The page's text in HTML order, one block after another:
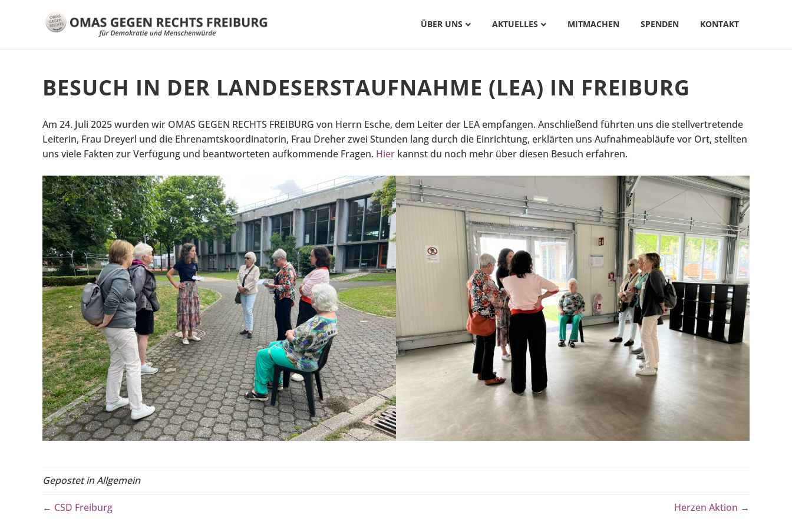
ÜBER UNS AKTUELLES MITMACHEN SPENDEN KONTAKT
BESUCH IN DER LANDESERSTAUFNAHME (LEA) IN FREIBURG
Am 24. Juli 2025 wurden wir OMAS GEGEN RECHTS FREIBURG von Herrn Esche, dem Leiter der LEA empfangen. Anschließend führten uns die stellvertretende
Leiterin, Frau Dreyerl und die Ehrenamtskoordinatorin, Frau Dreher zwei Stunden lang durch die Einrichtung, erklärten uns Aufnahmeabläufe vor Ort, stellten
uns viele Fakten zur Verfügung und beantworteten aufkommende Fragen. Hier kannst du noch mehr über diesen Besuch erfahren.
Gepostet in Allgemein
← CSD Freiburg Herzen Aktion →